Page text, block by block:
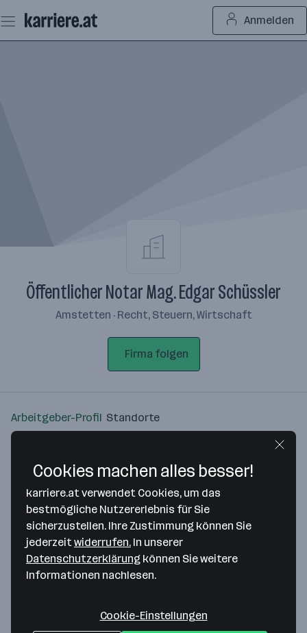
Seiteninhalt
springen
Anmelden
Öffentlicher Notar Mag. Edgar Schüssler
Amstetten · Recht, Steuern, Wirtschaft
Firma folgen
Arbeitgeber-Profil Standorte
Bitte stimme unseren Cookie-
Richtlinien zu, um diese Karte
anzuzeigen.
Cookies machen alles besser!
karriere.at verwendet Cookies, um das
bestmögliche Nutzererlebnis für Sie
sicherzustellen. Ihre Zustimmung können Sie
jederzeitwiderrufen. In unserer
Datenschutzerklärung können Sie weitere
Informationen nachlesen.
Cookie-Einstellungen